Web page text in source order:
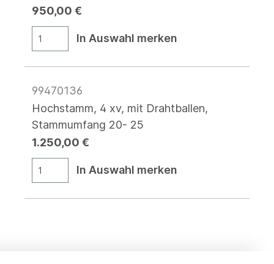
950,00 €
In Auswahl merken
99470136
Hochstamm, 4 xv, mit Drahtballen,
Stammumfang 20- 25
1.250,00 €
In Auswahl merken